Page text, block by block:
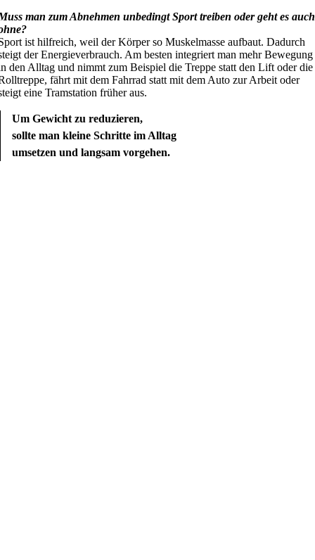
man zum Abnehmen unbedingt Sport treiben oder geht es auch
ist hilfreich, weil der Körper so Muskelmasse aufbaut. Dadurch
der Energieverbrauch. Am besten integriert man mehr Bewegung
den Alltag und nimmt zum Beispiel die Treppe statt den Lift oder die
fährt mit dem Fahrrad statt mit dem Auto zur Arbeit oder
eine Tramstation früher aus.
Um Gewicht zu reduzieren,
sollte man kleine Schritte im Alltag
umsetzen und langsam vorgehen.